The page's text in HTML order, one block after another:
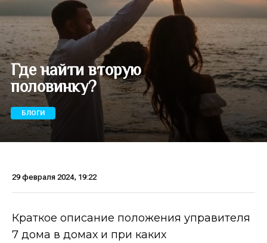
Где найти вторую
половинку?
БЛОГИ
29 февраля 2024, 19:22
Краткое описание положения управителя
7 дома в домах и при каких